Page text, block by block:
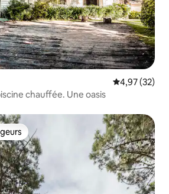
Note
4,97 (32)
chauffée. Une oasis